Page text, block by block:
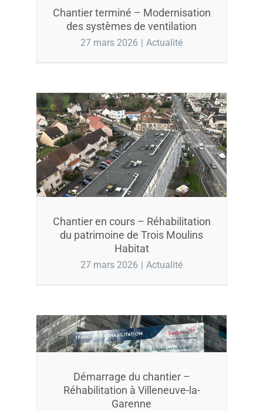
Chantier terminé – Modernisation
des systèmes de ventilation
27 mars 2026 | Actualité
Chantier en cours – Réhabilitation
du patrimoine de Trois Moulins
Habitat
27 mars 2026 | Actualité
Démarrage du chantier –
Réhabilitation à Villeneuve-la-
Garenne